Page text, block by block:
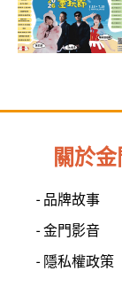
關於
- 品牌故事
- 金門影音
- 隱私權政策